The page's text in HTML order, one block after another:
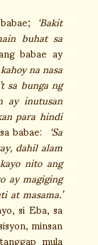
‘Bakit
buhat sa
babae ay
na nasa
bunga ng
ay inutusan
para hindi
babae: ‘Sa
dahil alam
nito ang
ay magiging
masama.’
si Eba, sa
minsan